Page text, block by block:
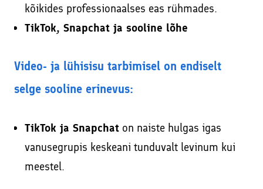
kõikides professionaalses eas rühmades.
TikTok, Snapchat ja sooline lõhe
Video- ja lühisisu tarbimisel on endiselt
selge sooline erinevus:
TikTok ja Snapchaton naiste hulgas igas
vanusegrupis keskeani tunduvalt levinum kui
meestel.